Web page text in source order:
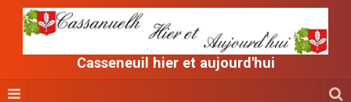
Casseneuil hier et aujourd'hui